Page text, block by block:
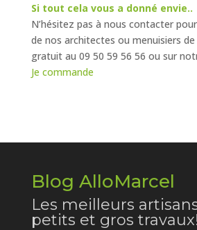
Si tout cela vous a donné envie..
N’hésitez pas à nous contacter
de nos architectes ou menuisiers
gratuit au 09 50 59 56 56 ou sur
Je commande
Blog AlloMarcel
Les meilleurs
petits et gros travaux!